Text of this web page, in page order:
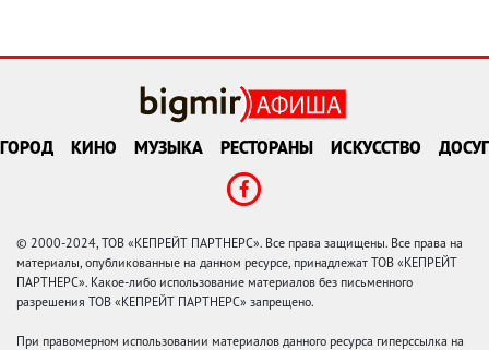
ГОРОД КИНО МУЗЫКА РЕСТОРАНЫ ИСКУССТВО ДОСУГ
© 2000-2024, ТОВ «КЕПРЕЙТ ПАРТНЕРС». Все права защищены. Все права на
материалы, опубликованные на данном ресурсе, принадлежат ТОВ «КЕПРЕЙТ
ПАРТНЕРС». Какое-либо использование материалов без письменного
разрешения ТОВ «КЕПРЕЙТ ПАРТНЕРС» запрещено.
При правомерном использовании материалов данного ресурса гиперссылка на